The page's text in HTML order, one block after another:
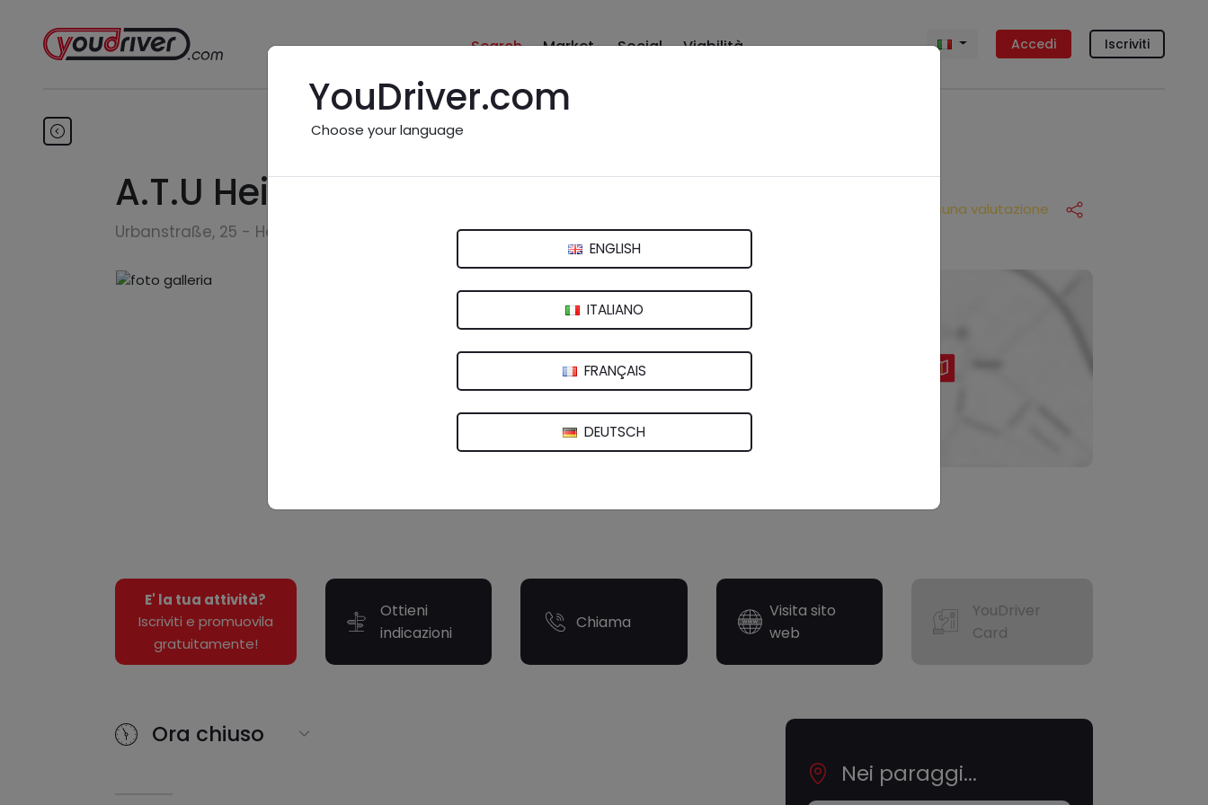
Search Market Social Viabilità Accedi Iscriviti
A.T.U Heilbronn - Mitte
Urbanstraße, 25 - Heilbronn, 74072 (Süd) - Germania
Nessuna valutazione
E' la tua attività?
Iscriviti e promuovila
gratuitamente!
Ottieni
indicazioni
Chiama
Visita sito
web
YouDriver
Card
Ora chiuso
Nei paraggi...
YouDriver.com
Choose your language
ENGLISH
ITALIANO
FRANÇAIS
DEUTSCH